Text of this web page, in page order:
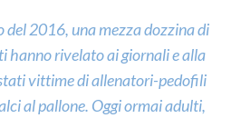
del 2016, una mezza dozzina di
hanno rivelato ai giornali e alla
vittime di allenatori-pedofili
al pallone. Oggi ormai adulti,